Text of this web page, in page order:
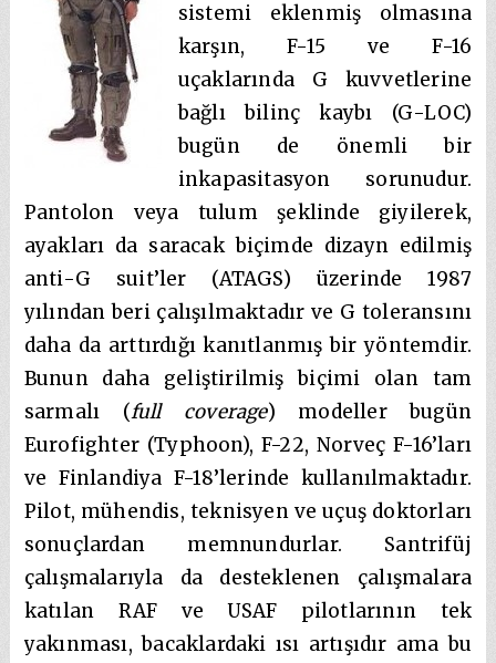
sistemi eklenmiş olmasına
karşın, F-15 ve F-16
uçaklarında G kuvvetlerine
bağlı bilinç kaybı (G-LOC)
bugün de önemli bir
inkapasitasyon sorunudur.
Pantolon veya tulum şeklinde giyilerek,
ayakları da saracak biçimde dizayn edilmiş
anti-G suit’ler (ATAGS) üzerinde 1987
yılından beri çalışılmaktadır ve G toleransını
daha da arttırdığı kanıtlanmış bir yöntemdir.
Bunun daha geliştirilmiş biçimi olan tam
sarmalı (full coverage) modeller bugün
Eurofighter (Typhoon), F-22, Norveç F-16’ları
ve Finlandiya F-18’lerinde kullanılmaktadır.
Pilot, mühendis, teknisyen ve uçuş doktorları
sonuçlardan memnundurlar. Santrifüj
çalışmalarıyla da desteklenen çalışmalara
katılan RAF ve USAF pilotlarının tek
yakınması, bacaklardaki ısı artışıdır ama bu